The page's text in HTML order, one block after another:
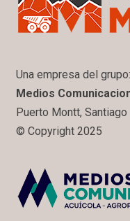
Una empresa del grupo:
Medios
Puerto Montt, Santiago
© Copyright 2025